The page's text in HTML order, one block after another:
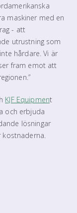
maskiner med en
- att
utrustning som
hårdare. Vi är
fram emot att
KJF Equipment
och erbjuda
lösningar